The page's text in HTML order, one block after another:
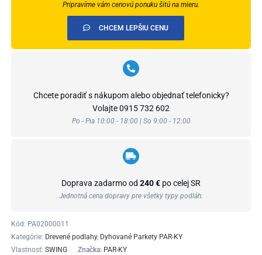
Pripravíme vám cenovú ponuku šitú na mieru.
CHCEM LEPŠIU CENU
Chcete poradiť s nákupom alebo objednať telefonicky?
Volajte0915 732 602
Po - Pia 10:00 - 18:00 | So 9:00 - 12:00
Doprava zadarmo od 240 € po celej SR
Jednotná cena dopravy pre všetky typy podláh.
Kód: PA02000011
Kategórie: Drevené podlahy, Dyhované Parkety PAR-KY
Vlastnosť: SWING Značka: PAR-KY